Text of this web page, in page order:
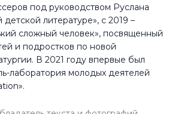
под руководством Руслана
литературе», с 2019 –
сложный человек», посвященный
и подростков по новой
В 2021 году впервые был
лаборатория молодых деятелей